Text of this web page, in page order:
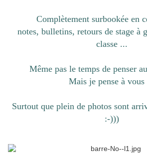
Complètement surbookée en
notes, bulletins, retours de stage à
classe ...
Même pas le temps de penser
Mais je pense à vous
Surtout que plein de photos sont
:-)))